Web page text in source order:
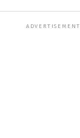
ADVERTISEMENT